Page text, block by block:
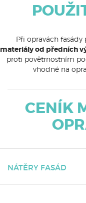
Při opravách
materiály od předních
proti povětrnostním
vhodné na
CENÍK
NÁTĚRY FASÁD